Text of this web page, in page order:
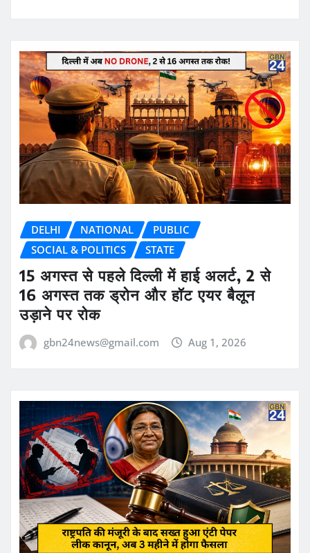
DELHI NATIONAL
PUBLIC
SOCIAL & POLITICS
STATE
15 अगस्त से पहले दिल्ली में हाई अलर्ट, 2 से
16 अगस्त तक ड्रोन और हॉट एयर बैलून
उड़ाने पर रोक
gbn24news@gmail.com Aug 1, 2026